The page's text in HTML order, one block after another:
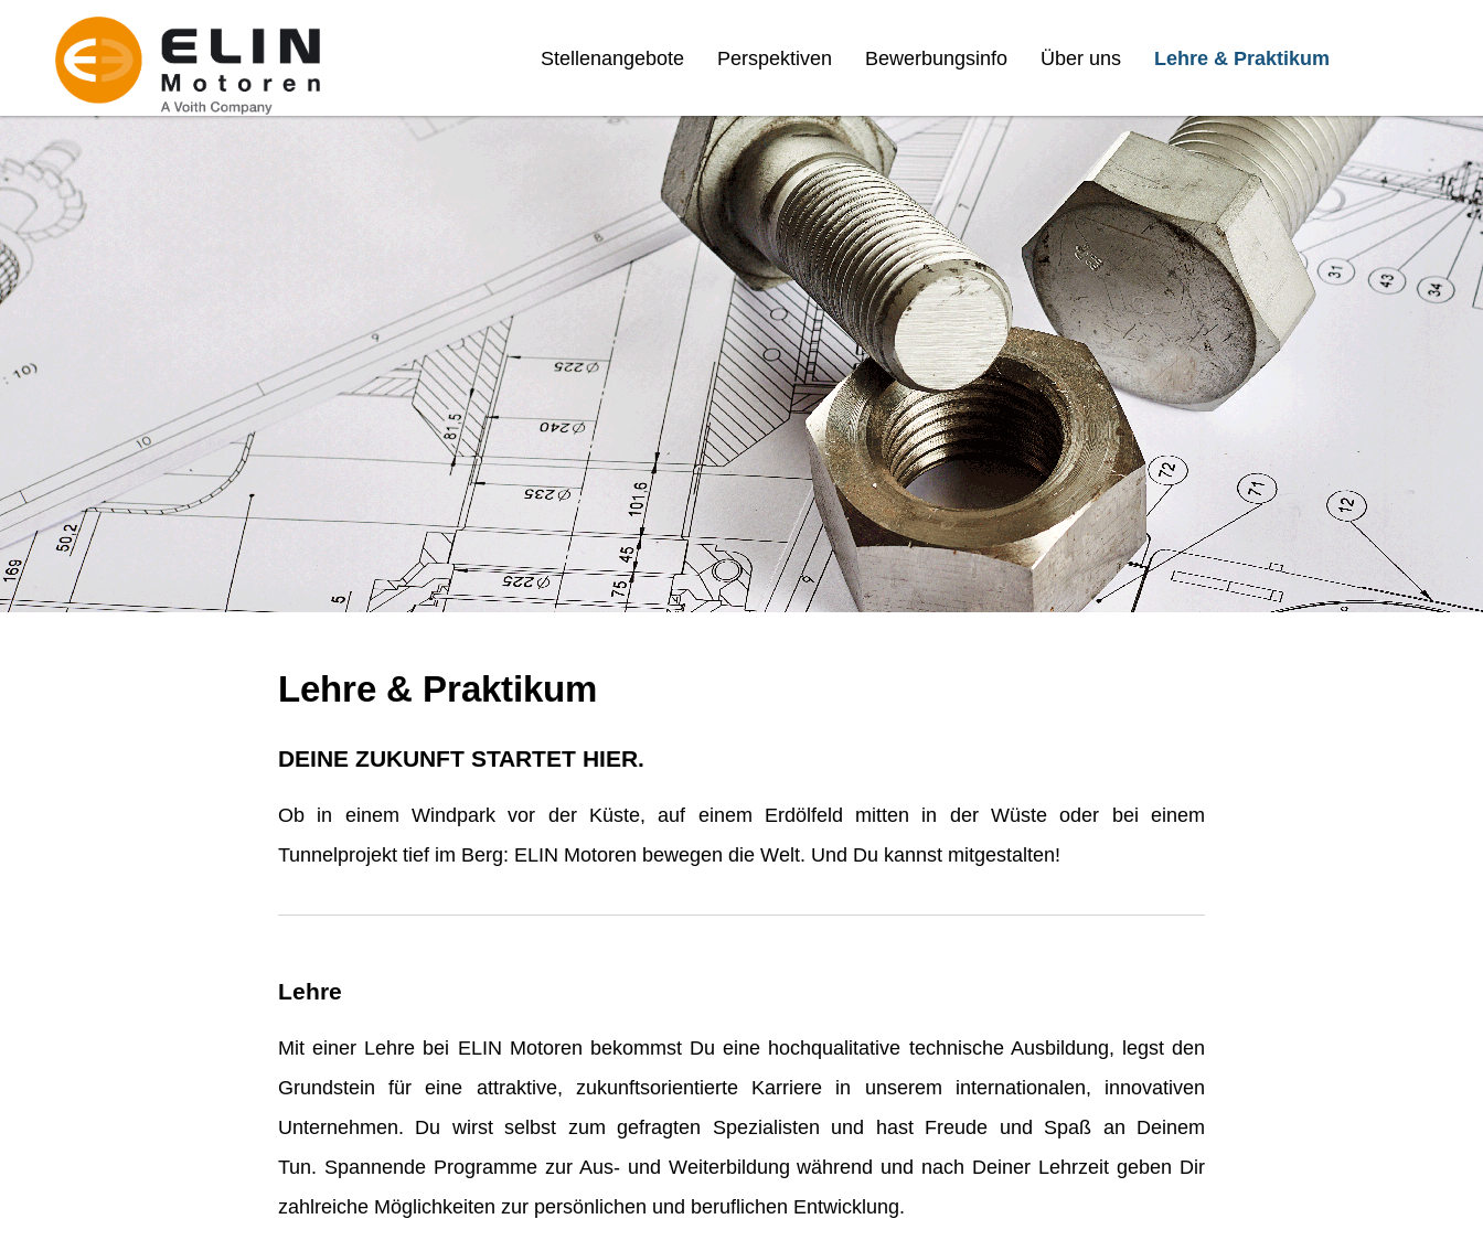
Stellenangebote Perspektiven Bewerbungsinfo Über uns Lehre & Praktikum
Lehre & Praktikum
DEINE ZUKUNFT STARTET HIER.
Ob in einem Windpark vor der Küste, auf einem Erdölfeld mitten in der Wüste oder bei einem
Tunnelprojekt tief im Berg: ELIN Motoren bewegen die Welt. Und Du kannst mitgestalten!
Lehre
Mit einer Lehre bei ELIN Motoren bekommst Du eine hochqualitative technische Ausbildung, legst den
Grundstein für eine attraktive, zukunftsorientierte Karriere in unserem internationalen, innovativen
Unternehmen. Du wirst selbst zum gefragten Spezialisten und hast Freude und Spaß an Deinem
Tun. Spannende Programme zur Aus- und Weiterbildung während und nach Deiner Lehrzeit geben Dir
zahlreiche Möglichkeiten zur persönlichen und beruflichen Entwicklung.